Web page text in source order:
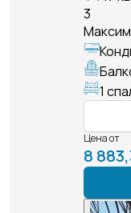
3
1
Цена от
8